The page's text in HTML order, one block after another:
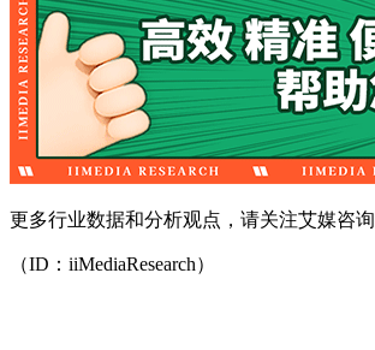
更多行业数据和分析观点，请关注艾媒咨
（ID：iiMediaResearch）